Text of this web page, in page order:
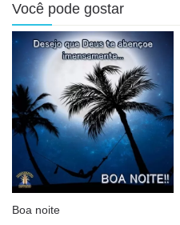
Você pode gostar
Boa noite